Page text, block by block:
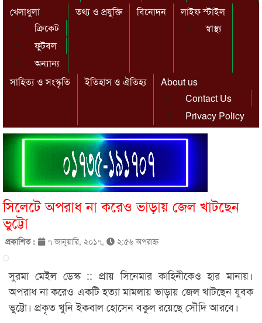
খেলাধুলা
ক্রিকেট
ফুটবল
অন্যান্য
তথ্য ও প্রযুক্তি বিনোদন
লাইফ স্টাইল
স্বাস্থ্য
সাহিত্য ও সংস্কৃতি ইতিহাস ও ঐতিহ্য
About us
Contact Us
Privacy Policy
সিলেটে অপরাধ না করেও ভাড়ায় জেল খাটছেন
ভুট্টো
প্রকাশিত : ৭ জানুয়ারি, ২০১৭, ২:৫৬ অপরাহ্ণ
সুরমা মেইল ডেস্ক :: প্রায় সিনেমার কাহিনীকেও হার মানায়।
অপরাধ না করেও একটি হত্যা মামলায় ভাড়ায় জেল খাটছেন যুবক
ভুট্টো। প্রকৃত খুনি ইকবাল হোসেন বকুল রয়েছে সৌদি আরবে।